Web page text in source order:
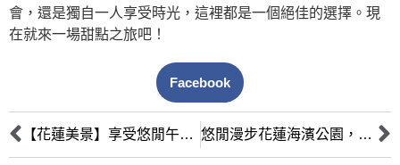
會，還是獨自一人享受時光，這裡都是一個絕佳的選擇。現
在就來一場甜點之旅吧！
Facebook
【花蓮美景】享受悠閒午後時光，6家咖啡館推薦 悠閒漫步花蓮海濱公園，必訪5家下午茶店